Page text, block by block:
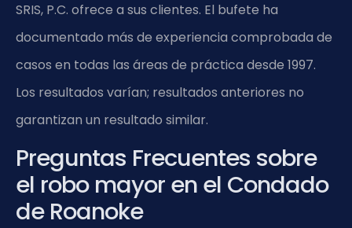
SRIS, P.C. ofrece a sus clientes. El bufete ha
documentado más de experiencia comprobada de
casos en todas las áreas de práctica desde 1997.
Los resultados varían; resultados anteriores no
garantizan un resultado similar.
Preguntas Frecuentes sobre
el robo mayor en el Condado
de Roanoke